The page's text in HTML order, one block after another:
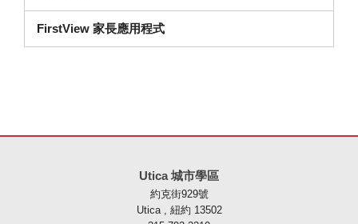
FirstView 家長應用程式
Utica 城市學區
約克街929號
Utica , 紐約 13502